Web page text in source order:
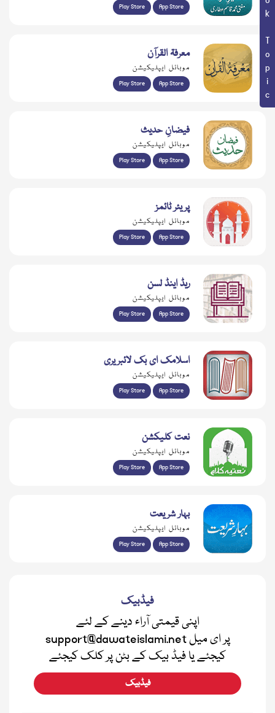
Book Topic
Play Store App Store
معرفۃ القرآن
موبائل ایپلیکیشن
Play Store App Store
فیضانِ حدیث
موبائل ایپلیکیشن
Play Store App Store
پریئر ٹائمز
موبائل ایپلیکیشن
Play Store App Store
ریڈ اینڈ لسن
موبائل ایپلیکیشن
Play Store App Store
اسلامک ای بک لائبریری
موبائل ایپلیکیشن
Play Store App Store
نعت کلیکشن
موبائل ایپلیکیشن
Play Store App Store
بہار شریعت
موبائل ایپلیکیشن
Play Store App Store
فیڈبیک
اپنی قیمتی آراء دینے کے لئے
support@dawateislami.net پر ای میل
کیجئے یا فیڈ بیک کے بٹن پر کلک کیجئے
فیڈبیک